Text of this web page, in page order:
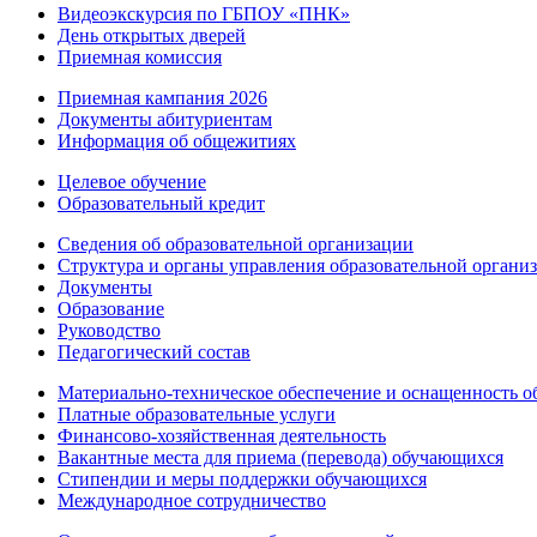
Видеоэкскурсия по ГБПОУ «ПНК»
День открытых дверей
Приемная комиссия
Приемная кампания 2026
Дoкументы абитуриентам
Информация об общежитиях
Целевое обучение
Образовательный кредит
Сведения об образовательной организации
Структура и органы управления образовательной
Документы
Образование
Руководство
Педагогический состав
Материально-техническое обеспечение и оснащенность
Платные образовательные услуги
Финансово-хозяйственная деятельность
Вакантные места для приема (перевода) обучающихся
Стипендии и меры поддержки обучающихся
Международное сотрудничество